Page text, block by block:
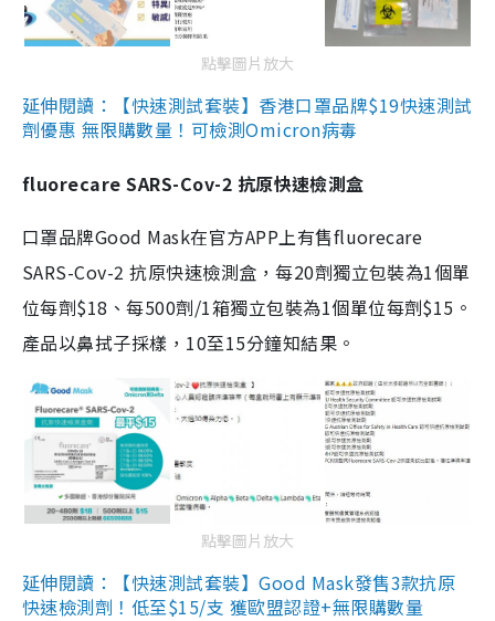
點擊圖片放大
延伸閱讀：【快速測試套裝】香港口罩品牌$19快速測試
劑優惠 無限購數量！可檢測Omicron病毒
fluorecare SARS-Cov-2 抗原快速檢測盒
口罩品牌Good Mask在官方APP上有售fluorecare
SARS-Cov-2 抗原快速檢測盒，每20劑獨立包裝為1個單
位每劑$18、每500劑/1箱獨立包裝為1個單位每劑$15。
產品以鼻拭子採樣，10至15分鐘知結果。
點擊圖片放大
延伸閱讀：【快速測試套裝】Good Mask發售3款抗原
快速檢測劑！低至$15/支 獲歐盟認證+無限購數量